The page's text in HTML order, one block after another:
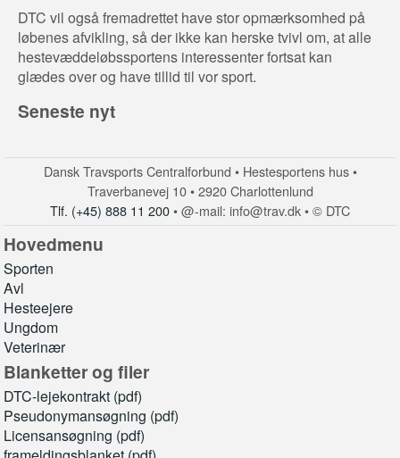
DTC vil også fremadrettet have stor opmærksomhed på
løbenes afvikling, så der ikke kan herske tvivl om, at alle
hestevæddeløbssportens interessenter fortsat kan
glædes over og have tillid til vor sport.
Seneste nyt
Dansk Travsports Centralforbund • Hestesportens hus •
Traverbanevej 10 • 2920 Charlottenlund
Tlf. (+45) 888 11 200• @-mail: info@trav.dk • © DTC
Hovedmenu
Sporten
Avl
Hesteejere
Ungdom
Veterinær
Blanketter og filer
DTC-lejekontrakt (pdf)
Pseudonymansøgning (pdf)
Licensansøgning (pdf)